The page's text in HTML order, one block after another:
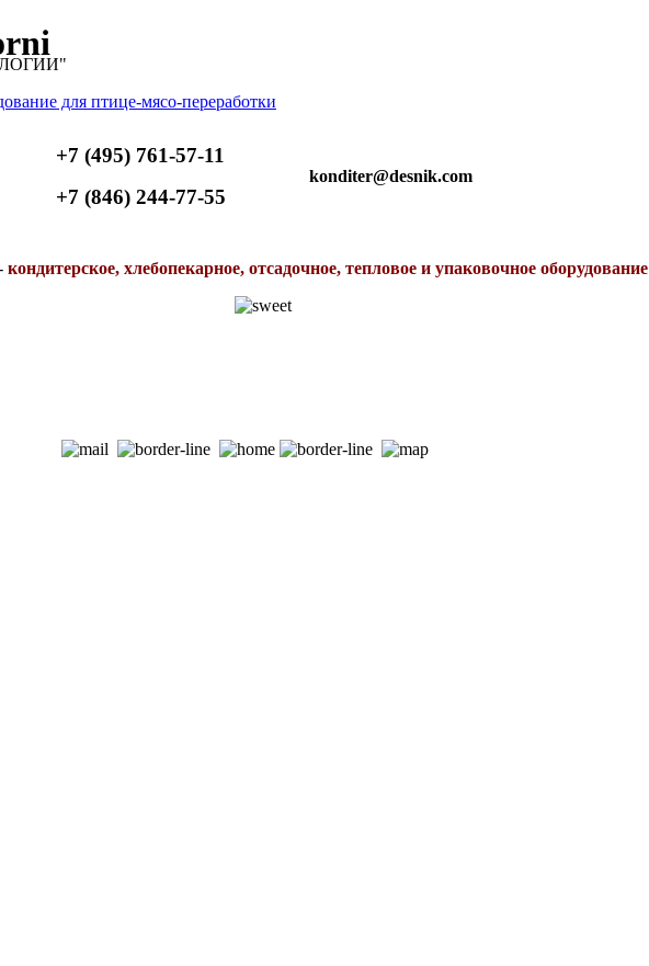
+7 (495) 761-57-11
+7 (846) 244-77-55
konditer@desnik.com
кондитерское, хлебопекарное, отсадочное, тепловое и упаковочное оборудование